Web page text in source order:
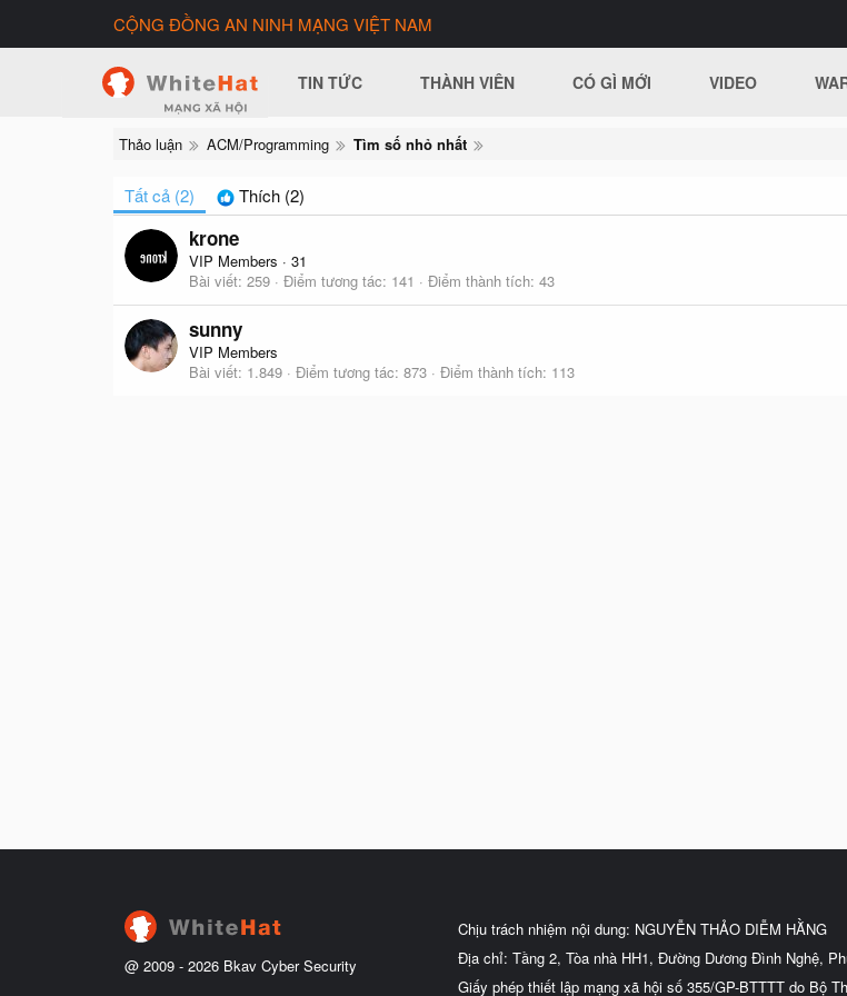
CỘNG ĐỒNG AN NINH MẠNG VIỆT NAM
TIN TỨC THÀNH VIÊN CÓ GÌ MỚI VIDEO
Thảo luận ACM/Programming Tìm số nhỏ nhất
Tất cả (2) Thích (2)
krone
VIP Members · 31
Bài viết 259 Điểm tương tác 141 Điểm thành tích 43
sunny
VIP Members
Bài viết 1.849 Điểm tương tác 873 Điểm thành tích 113
@ 2009 - 2026 Bkav Cyber Security
Chịu trách nhiệm nội dung: NGUYỄN THẢO DIỄM HẰNG
Địa chỉ: Tầng 2, Tòa nhà HH1, Đường Dương Đình Nghệ,
Giấy phép thiết lập mạng xã hội số 355/GP-BTTTT do Bộ